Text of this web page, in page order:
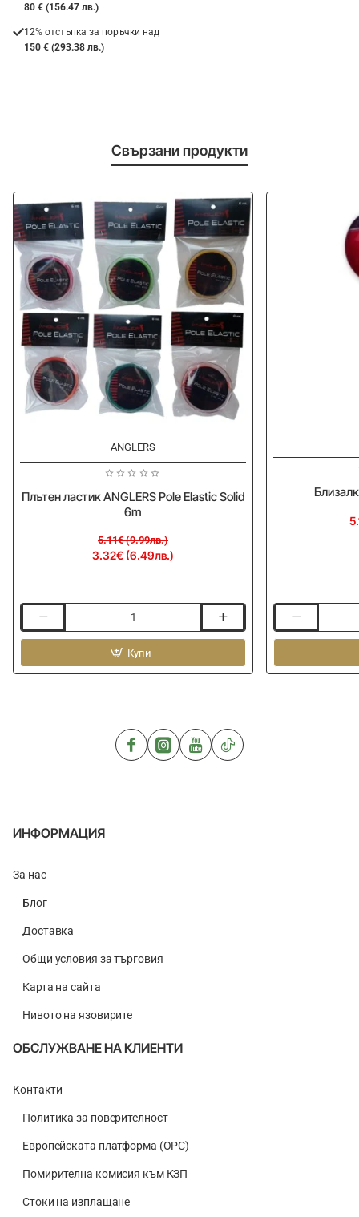
80 € (156.47 лв.)
12% отстъпка за поръчки над
150 € (293.38 лв.)
Свързани продукти
ANGLERS
Плътен ластик ANGLERS Pole Elastic Solid
6m
3.32€ (6.49лв.)
5.11€ (9.99лв.)
ластик
Pole
Купи
ANGLERS
ИНФОРМАЦИЯ
За нас
Блог
Доставка
Общи условия за търговия
Карта на сайта
Нивото на язовирите
ОБСЛУЖВАНЕ НА КЛИЕНТИ
Контакти
Политика за поверителност
Европейската платформа (ОРС)
Помирителна комисия към КЗП
Стоки на изплащане